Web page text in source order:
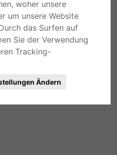
woher unsere
um unsere Website
das Surfen auf
Sie der Verwendung
Tracking-
Ändern